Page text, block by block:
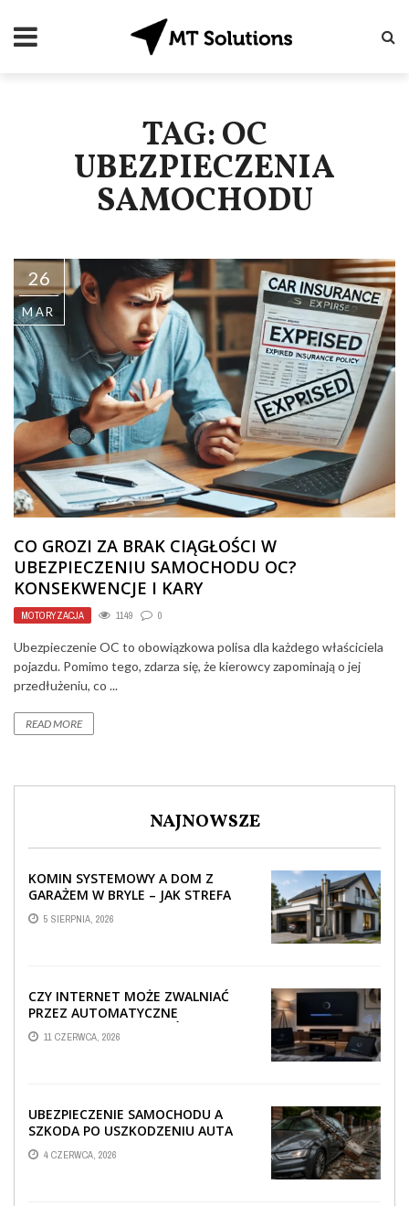
TAG: OC
UBEZPIECZENIA
SAMOCHODU
26
MAR
CO GROZI ZA BRAK CIĄGŁOŚCI W
UBEZPIECZENIU SAMOCHODU OC?
KONSEKWENCJE I KARY
MOTORYZACJA 1149 0
Ubezpieczenie OC to obowiązkowa polisa dla każdego właściciela
pojazdu. Pomimo tego, zdarza się, że kierowcy zapominają o jej
przedłużeniu, co ...
READ MORE
NAJNOWSZE
KOMIN SYSTEMOWY A DOM Z
GARAŻEM W BRYLE – JAK STREFA
TECHNICZNA WPŁYWA NA
PROWADZENIE ...
5 SIERPNIA, 2026
CZY INTERNET MOŻE ZWALNIAĆ
PRZEZ AUTOMATYCZNE
AKTUALIZACJE SYSTEMÓW SMART
TV?
11 CZERWCA, 2026
UBEZPIECZENIE SAMOCHODU A
SZKODA PO USZKODZENIU AUTA
PRZEZ SPADAJĄCY FRAGMENT
OGRODZENIA
4 CZERWCA, 2026